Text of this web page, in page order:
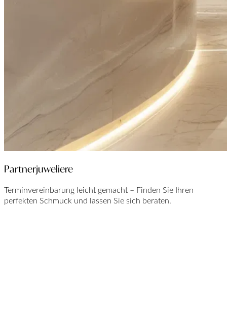
Partnerjuweliere
Terminvereinbarung leicht gemacht – Finden Sie Ihren
perfekten Schmuck und lassen Sie sich beraten.